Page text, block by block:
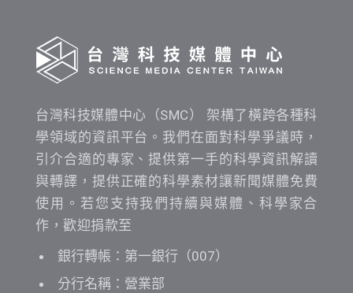
台灣科技媒體中心（SMC） 架構了橫跨各種科
學領域的資訊平台。我們在面對科學爭議時，
引介合適的專家、提供第一手的科學資訊解讀
與轉譯，提供正確的科學素材讓新聞媒體免費
使用。若您支持我們持續與媒體、科學家合
作，歡迎捐款至
銀行轉帳：第一銀行（007）
分行名稱：營業部